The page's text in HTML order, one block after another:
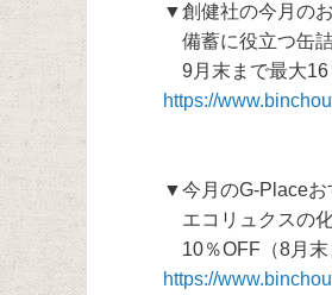
▼創健社の今月の
備蓄に役立つ缶
9月末まで最大16
https://
▼今月のG-Placeお
エコリュクスの
10％OFF（8月末
https://